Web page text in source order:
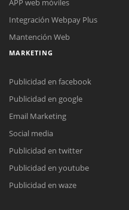
Meet para
Todos nuestros ejecutivos
Integración Webpay Plus
Mantención Web
MARKETING
Publicidad en facebook
Publicidad en google
Email Marketing
Social media
Publicidad en twitter
Publicidad en youtube
Publicidad en waze